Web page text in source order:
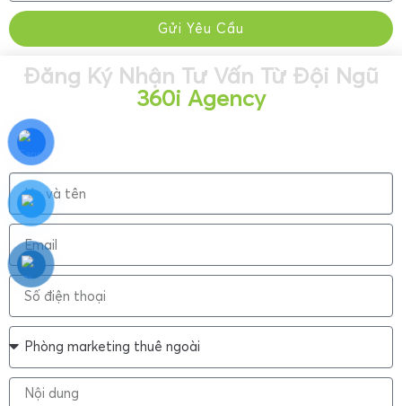
Gửi Yêu Cầu
Đăng Ký Nhận Tư Vấn Từ Đội Ngũ
360i Agency